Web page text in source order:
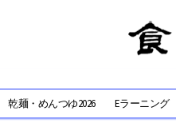
乾麺・めんつゆ2026 Eラーニング